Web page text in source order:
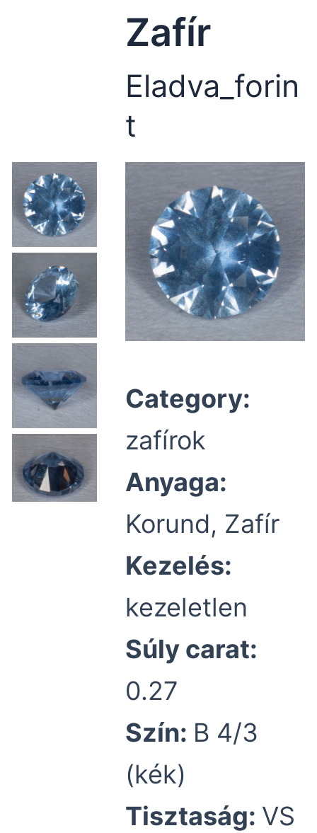
Zafír
Eladva_forin
t
Category:
zafírok
Anyaga:
Korund, Zafír
Kezelés:
kezeletlen
Súly carat:
0.27
Szín: B 4/3
(kék)
Tisztaság: VS